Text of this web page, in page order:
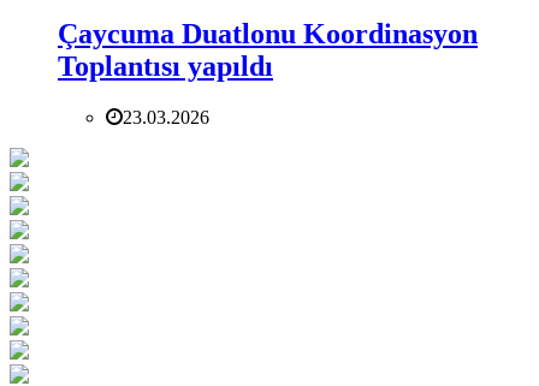
Çaycuma Duatlonu Koordinasyon
Toplantısı yapıldı
23.03.2026